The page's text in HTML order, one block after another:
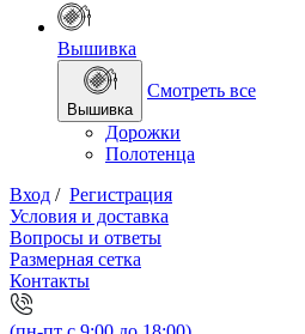
Вышивка
Вышивка
Смотреть все
Дорожки
Полотенца
Вход / Регистрация
Условия и доставка
Вопросы и ответы
Размерная сетка
Контакты